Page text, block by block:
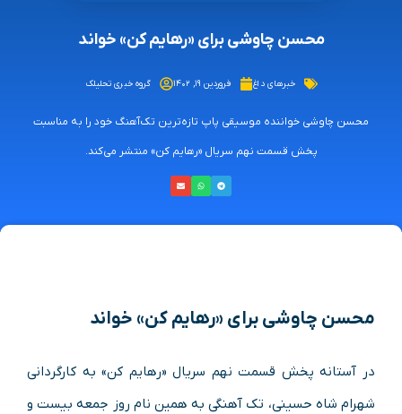
محسن چاوشی برای «رهایم کن» خواند
خبرهای داغ فروردین ۱۹, ۱۴۰۲ گروه خبری تحلیلک
محسن چاوشی خواننده موسیقی پاپ تازه‌ترین تک‌آهنگ خود را به مناسبت
پخش قسمت نهم سریال «رهایم کن» منتشر می‌کند.
محسن چاوشی برای «رهایم کن» خواند
در آستانه پخش قسمت نهم سریال «رهایم کن» به کارگردانی
شهرام شاه حسینی، تک آهنگی به همین نام روز جمعه بیست و